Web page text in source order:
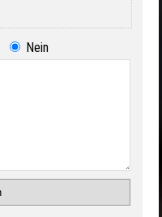
Nein